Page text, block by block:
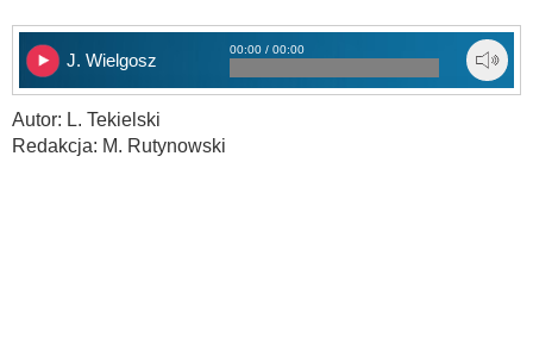
J. Wielgosz
00:00 / 00:00
Autor: L. Tekielski
Redakcja: M. Rutynowski